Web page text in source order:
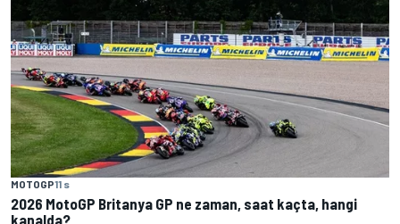
MOTOGP11 s
2026 MotoGP Britanya GP ne zaman, saat kaçta, hangi
kanalda?